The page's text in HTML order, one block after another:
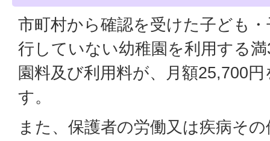
市町村から確認を受けた子ども
行していない幼稚園を利用する
園料及び利用料が、月額25,700
す。
また、保護者の労働又は疾病そ